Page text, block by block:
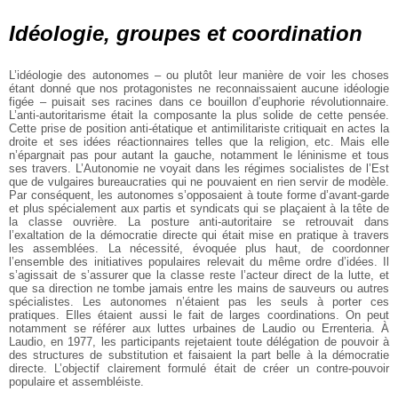
Idéologie, groupes et coordination
L’idéologie des autonomes – ou plutôt leur manière de voir les choses
étant donné que nos protagonistes ne reconnaissaient aucune idéologie
figée – puisait ses racines dans ce bouillon d’euphorie révolutionnaire.
L’anti-autoritarisme était la composante la plus solide de cette pensée.
Cette prise de position anti-étatique et antimilitariste critiquait en actes la
droite et ses idées réactionnaires telles que la religion, etc. Mais elle
n’épargnait pas pour autant la gauche, notamment le léninisme et tous
ses travers. L’Autonomie ne voyait dans les régimes socialistes de l’Est
que de vulgaires bureaucraties qui ne pouvaient en rien servir de modèle.
Par conséquent, les autonomes s’opposaient à toute forme d’avant-garde
et plus spécialement aux partis et syndicats qui se plaçaient à la tête de
la classe ouvrière. La posture anti-autoritaire se retrouvait dans
l’exaltation de la démocratie directe qui était mise en pratique à travers
les assemblées. La nécessité, évoquée plus haut, de coordonner
l’ensemble des initiatives populaires relevait du même ordre d’idées. Il
s’agissait de s’assurer que la classe reste l’acteur direct de la lutte, et
que sa direction ne tombe jamais entre les mains de sauveurs ou autres
spécialistes. Les autonomes n’étaient pas les seuls à porter ces
pratiques. Elles étaient aussi le fait de larges coordinations. On peut
notamment se référer aux luttes urbaines de Laudio ou Errenteria. À
Laudio, en 1977, les participants rejetaient toute délégation de pouvoir à
des structures de substitution et faisaient la part belle à la démocratie
directe. L’objectif clairement formulé était de créer un contre-pouvoir
populaire et assembléiste.